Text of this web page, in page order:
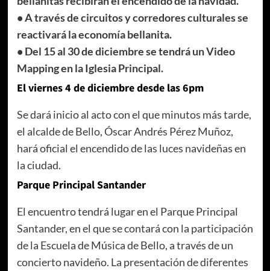
• A través de circuitos y corredores culturales se
reactivará la economía bellanita.
• Del 15 al 30 de diciembre se tendrá un Video
Mapping en la Iglesia Principal.
El viernes 4 de diciembre desde las 6pm
Se dará inicio al acto con el que minutos más tarde,
el alcalde de Bello, Óscar Andrés Pérez Muñoz,
hará oficial el encendido de las luces navideñas en
la ciudad.
Parque Principal Santander
El encuentro tendrá lugar en el Parque Principal
Santander, en el que se contará con la participación
de la Escuela de Música de Bello, a través de un
concierto navideño. La presentación de diferentes